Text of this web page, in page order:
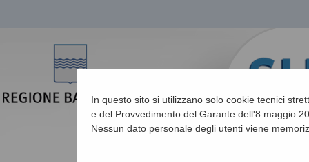
In questo sito si utilizzano solo cookie tecnici
e del Provvedimento del Garante dell'8 maggio
Nessun dato personale degli utenti viene